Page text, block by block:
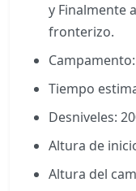
y Finalmente
fronterizo.
Tiempo
Desniveles:
Altura de
Altura del